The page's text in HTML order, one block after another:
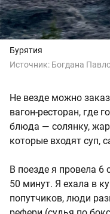
Бурятия
Источник: Богдана
Не везде можно
вагон-ресторан, где
блюда — солянку,
которые входят суп,
В поезде я провела 6
50 минут. Я ехала в
попутчиков, люди